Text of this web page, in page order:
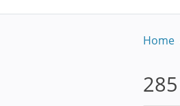
Home
285